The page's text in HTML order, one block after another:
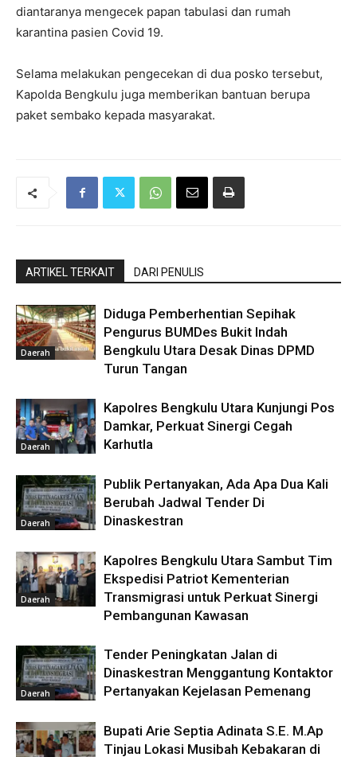
diantaranya mengecek papan tabulasi dan rumah
karantina pasien Covid 19.
Selama melakukan pengecekan di dua posko tersebut,
Kapolda Bengkulu juga memberikan bantuan berupa
paket sembako kepada masyarakat.
ARTIKEL TERKAIT DARI PENULIS
Daerah
Diduga Pemberhentian Sepihak
Pengurus BUMDes Bukit Indah
Bengkulu Utara Desak Dinas DPMD
Turun Tangan
Daerah
Kapolres Bengkulu Utara Kunjungi Pos
Damkar, Perkuat Sinergi Cegah
Karhutla
Daerah
Publik Pertanyakan, Ada Apa Dua Kali
Berubah Jadwal Tender Di
Dinaskestran
Daerah
Kapolres Bengkulu Utara Sambut Tim
Ekspedisi Patriot Kementerian
Transmigrasi untuk Perkuat Sinergi
Pembangunan Kawasan
Daerah
Tender Peningkatan Jalan di
Dinaskestran Menggantung Kontaktor
Pertanyakan Kejelasan Pemenang
Bupati Arie Septia Adinata S.E. M.Ap
Tinjau Lokasi Musibah Kebakaran di